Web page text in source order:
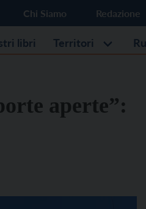
Chi Siamo Redazione
libri Territori
aperte”: